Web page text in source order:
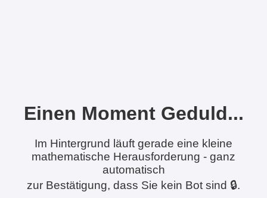
Einen Moment Geduld...
Im Hintergrund läuft gerade eine kleine
mathematische Herausforderung - ganz
automatisch
zur Bestätigung, dass Sie kein Bot sind 🔒.